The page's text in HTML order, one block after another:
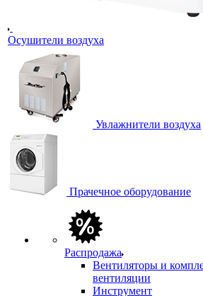
Осушители воздуха
Увлажнители воздуха
Прачечное оборудование
Распродажа
Вентиляторы и
вентиляции
Инструмент